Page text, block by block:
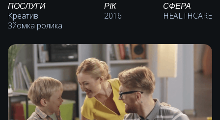
ПОСЛУГИ
Креатив
Зйомка ролика
РІК
2016
СФЕРА
HEALTHCARE